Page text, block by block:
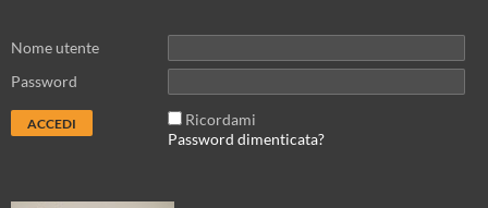
Nome utente
Password
Ricordami
Password dimenticata?